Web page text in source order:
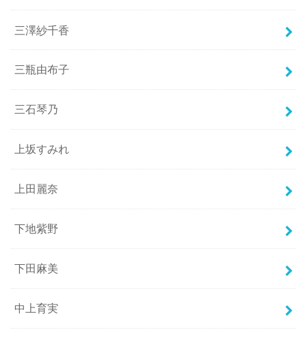
三澤紗千香
三瓶由布子
三石琴乃
上坂すみれ
上田麗奈
下地紫野
下田麻美
中上育実